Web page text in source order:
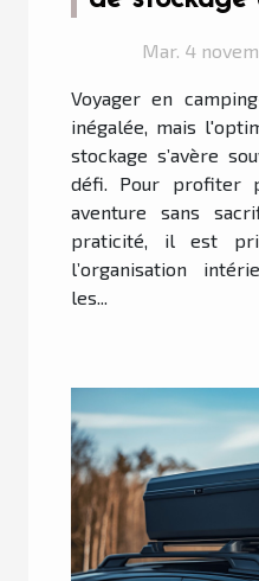
Mar. 4
Voyager en
inégalée, mais
stockage s’avère
défi. Pour profiter
aventure sans
praticité, il est
l’organisation
les...